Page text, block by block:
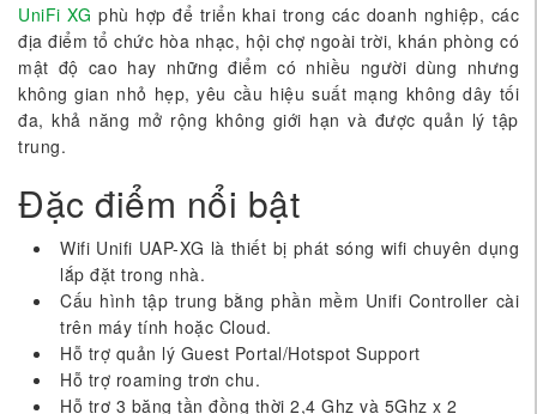
UniFi XG phù hợp để triển khai trong các doanh nghiệp, các
địa điểm tổ chức hòa nhạc, hội chợ ngoài trời, khán phòng có
mật độ cao hay những điểm có nhiều người dùng nhưng
không gian nhỏ hẹp, yêu cầu hiệu suất mạng không dây tối
đa, khả năng mở rộng không giới hạn và được quản lý tập
trung.
Đặc điểm nổi bật
Wifi Unifi UAP-XG là thiết bị phát sóng wifi chuyên dụng
lắp đặt trong nhà.
Cấu hình tập trung bằng phần mềm Unifi Controller cài
trên máy tính hoặc Cloud.
Hỗ trợ quản lý Guest Portal/Hotspot Support
Hỗ trợ roaming trơn chu.
Hỗ trợ 3 băng tần đồng thời 2,4 Ghz và 5Ghz x 2